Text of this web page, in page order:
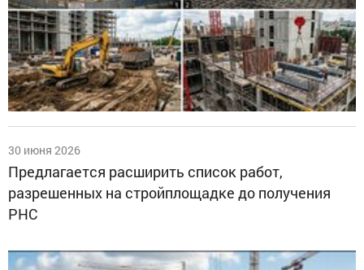
30 июня 2026
Предлагается расширить список работ,
разрешенных на стройплощадке до получения
РНС